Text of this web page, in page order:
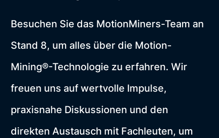
Besuchen Sie das MotionMiners-Team an
Stand 8, um alles über die Motion-
Mining®-Technologie zu erfahren. Wir
freuen uns auf wertvolle Impulse,
praxisnahe Diskussionen und den
direkten Austausch mit Fachleuten, um